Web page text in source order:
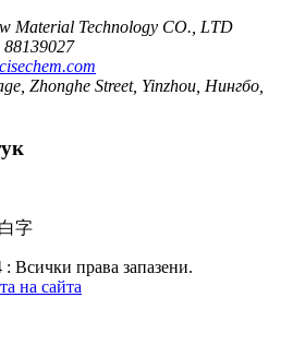
Material Technology CO., LTD
Zhonghe Street, Yinzhou, Нингбо,
Всички права запазени.
на сайта